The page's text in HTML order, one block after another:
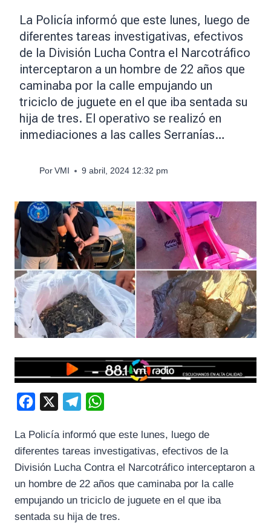
La Policía informó que este lunes, luego de
diferentes tareas investigativas, efectivos
de la División Lucha Contra el Narcotráfico
interceptaron a un hombre de 22 años que
caminaba por la calle empujando un
triciclo de juguete en el que iba sentada su
hija de tres. El operativo se realizó en
inmediaciones a las calles Serranías…
Por VMI 9 abril, 2024 12:32 pm
c
e
b
l
e
g
a
t
s
La Policía informó que este lunes, luego de
diferentes tareas investigativas, efectivos de la
División Lucha Contra el Narcotráfico interceptaron a
un hombre de 22 años que caminaba por la calle
empujando un triciclo de juguete en el que iba
sentada su hija de tres.